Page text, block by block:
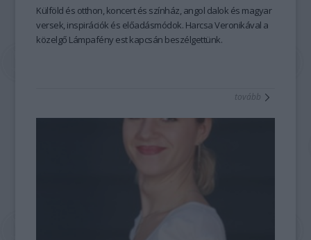
Külföld és otthon, koncert és színház, angol dalok és magyar
versek, inspirációk és előadásmódok. Harcsa Veronikával a
közelgő Lámpafény est kapcsán beszélgettünk.
tovább